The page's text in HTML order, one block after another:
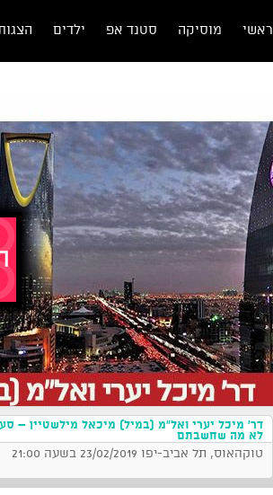
ראשי מוסיקה סטנד אפ ילדים
דר' מיכל יערי ואל"מ (במיל) מיכאל מילשטיין –
לא מה שחשבתם
טוקהאוס, תל אביב-יפו 23/02/2019 בשעה 21:00